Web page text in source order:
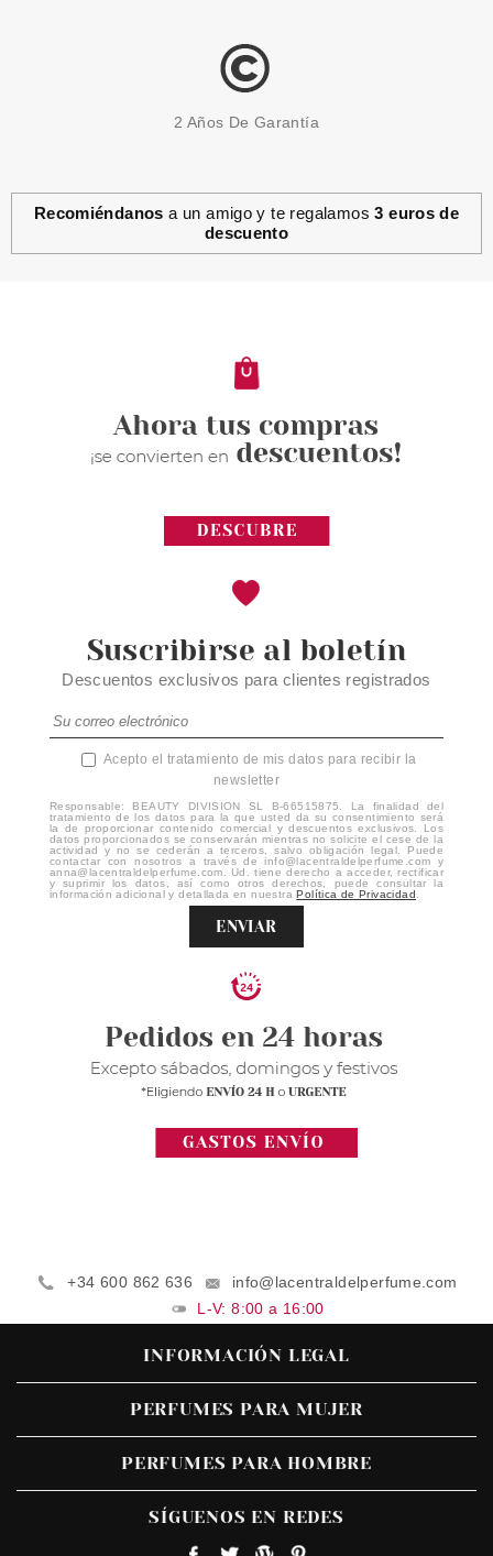
2 Años De Garantía
Recomiéndanos a un amigo y te regalamos3 euros de
descuento
Suscribirse al boletín
Descuentos exclusivos para clientes registrados
Acepto el tratamiento de mis datos para recibir la
newsletter
Responsable: BEAUTY DIVISION SL B-66515875. La finalidad del
tratamiento de los datos para la que usted da su consentimiento será
la de proporcionar contenido comercial y descuentos exclusivos. Los
datos proporcionados se conservarán mientras no solicite el cese de la
actividad y no se cederán a terceros, salvo obligación legal. Puede
contactar con nosotros a través de info@lacentraldelperfume.com y
anna@lacentraldelperfume.com. Ud. tiene derecho a acceder, rectificar
y suprimir los datos, así como otros derechos, puede consultar la
información adicional y detallada en nuestraPolítica de Privacidad
ENVIAR
+34 600 862 636
info@lacentraldelperfume.com
L-V: 8:00 a 16:00
INFORMACIÓN LEGAL
PERFUMES PARA MUJER
PERFUMES PARA HOMBRE
SÍGUENOS EN REDES